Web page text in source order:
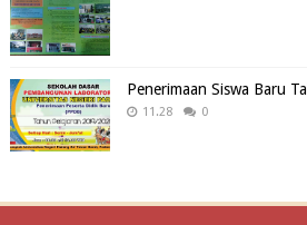
Penerimaan Siswa Baru
11.28 0